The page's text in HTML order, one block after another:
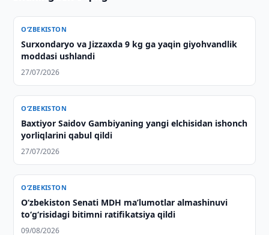
O‘ZBEKISTON
Surxondaryo va Jizzaxda 9 kg ga yaqin giyohvandlik
moddasi ushlandi
27/07/2026
O‘ZBEKISTON
Baxtiyor Saidov Gambiyaning yangi elchisidan ishonch
yorliqlarini qabul qildi
27/07/2026
O‘ZBEKISTON
Oʻzbekiston Senati MDH maʼlumotlar almashinuvi
toʻgʻrisidagi bitimni ratifikatsiya qildi
09/08/2026